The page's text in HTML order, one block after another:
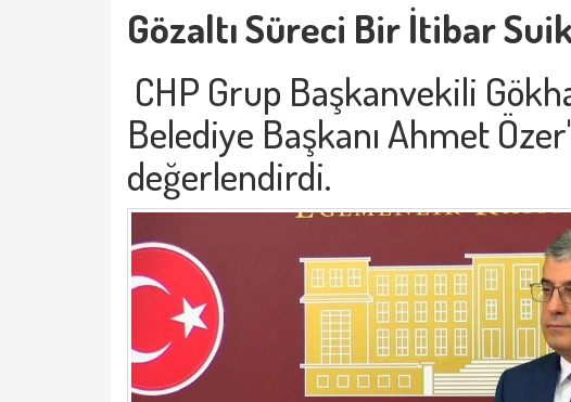
Gözaltı Süreci Bir İtibar
CHP Grup Başkanvekili
Belediye Başkanı Ahmet
değerlendirdi.